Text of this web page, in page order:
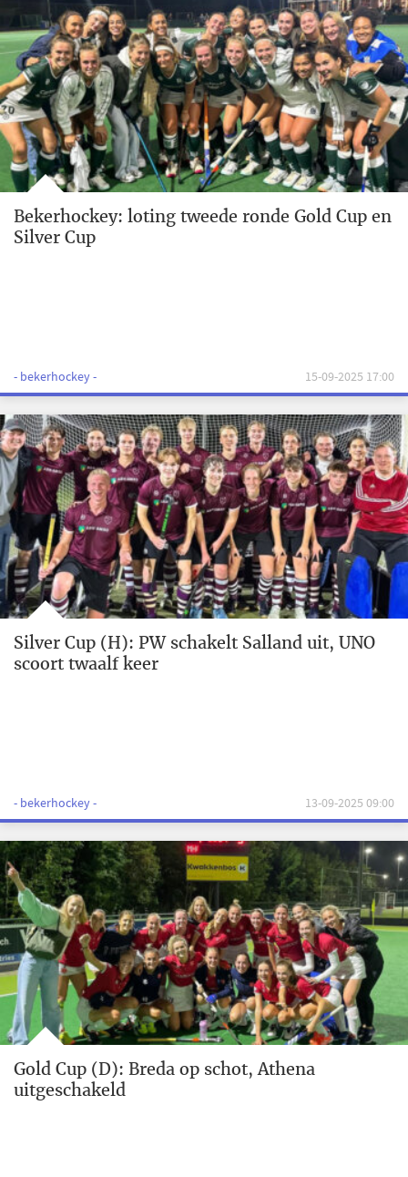
Bekerhockey: loting tweede ronde Gold Cup en
Silver Cup
- bekerhockey - 15-09-2025 17:00
Silver Cup (H): PW schakelt Salland uit, UNO
scoort twaalf keer
- bekerhockey - 13-09-2025 09:00
Gold Cup (D): Breda op schot, Athena
uitgeschakeld